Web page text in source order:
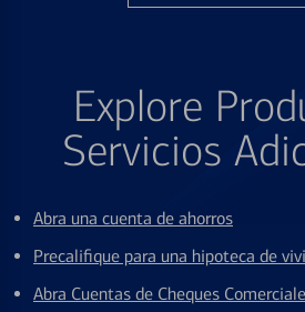
Explore
Servicios
Abra una cuenta de ahorros
Precalifique para una hipoteca de
Abra Cuentas de Cheques